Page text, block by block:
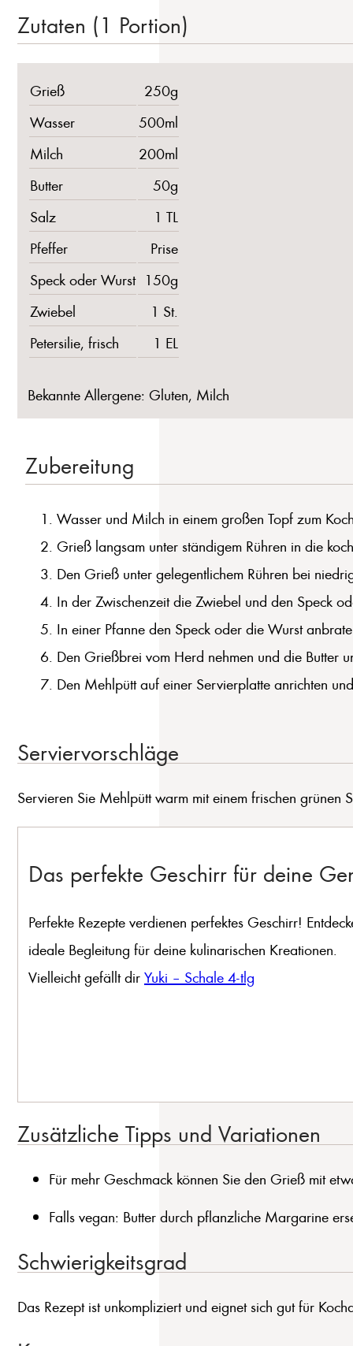
Zutaten (1 Portion)
Grieß
250g
Wasser
500ml
Milch
200ml
Butter
50g
Salz
1 TL
Pfeffer
Prise
Speck oder Wurst 150g
Zwiebel
1 St.
Petersilie, frisch
1 EL
Bekannte Allergene: Gluten, Milch
Zubereitung
Wasser und Milch in einem großen Topf zum
Grieß langsam unter ständigem Rühren in die
Den Grieß unter gelegentlichem Rühren bei
In der Zwischenzeit die Zwiebel und den Speck
In einer Pfanne den Speck oder die Wurst
Den Grießbrei vom Herd nehmen und die Butter
Den Mehlpütt auf einer Servierplatte anrichten
Serviervorschläge
Servieren Sie Mehlpütt warm mit einem frischen grünen
Das perfekte Geschirr für deine
Perfekte Rezepte verdienen perfektes Geschirr!
ideale Begleitung für deine kulinarischen Kreationen.
Vielleicht gefällt dir Yuki – Schale 4-tlg
Zusätzliche Tipps und Variationen
Für mehr Geschmack können Sie den Grieß mit
Falls vegan: Butter durch pflanzliche Margarine
Schwierigkeitsgrad
Das Rezept ist unkompliziert und eignet sich gut für